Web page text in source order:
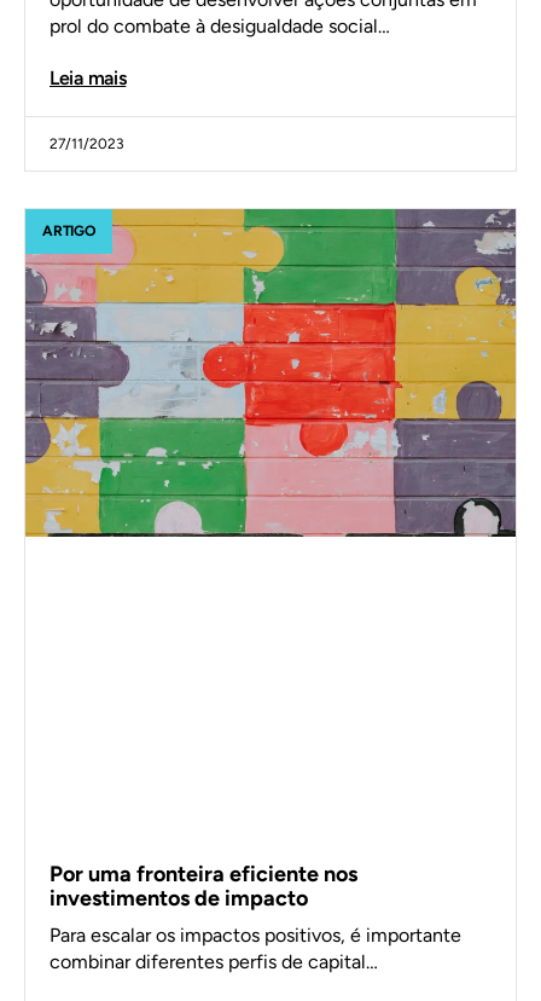
prol do combate à desigualdade social…
Leia mais
27/11/2023
ARTIGO
Por uma fronteira eficiente nos
investimentos de impacto
Para escalar os impactos positivos, é importante
combinar diferentes perfis de capital…